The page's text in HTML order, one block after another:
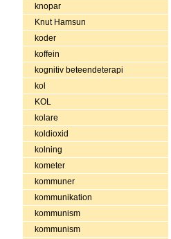
knopar
Knut Hamsun
koder
koffein
kognitiv beteendeterapi
kol
KOL
kolare
koldioxid
kolning
kometer
kommuner
kommunikation
kommunism
kommunism